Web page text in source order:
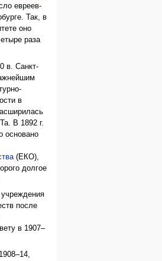
евреев-
Так, в
оно
раза
в. Санкт-
в
В 1892 г.
основано
(ЕКО),
долгое
после
в 1907–